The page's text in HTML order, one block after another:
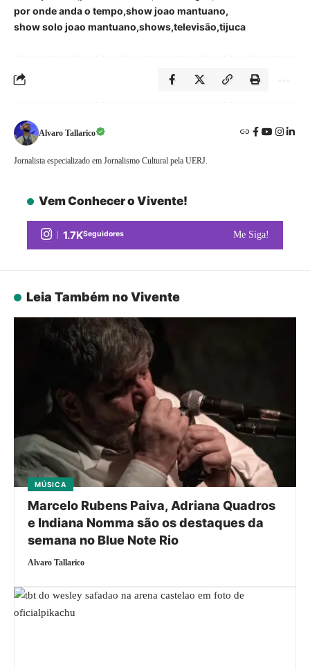
por onde anda o tempo show joao mantuano
show solo joao mantuano shows televisão tijuca
Alvaro Tallarico
Jornalista especializado em Jornalismo Cultural pela UERJ.
Vem Conhecer o Vivente!
1.7KSeguidores Me Siga!
Leia Também no Vivente
MÚSICA
Marcelo Rubens Paiva, Adriana Quadros
e Indiana Nomma são os destaques da
semana no Blue Note Rio
Alvaro Tallarico